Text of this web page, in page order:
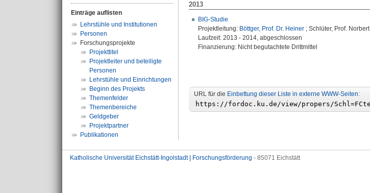
Einträge auflisten
Lehrstühle und Institutionen
Personen
Forschungsprojekte
Projekttitel
Projektleiter und beteiligte
Personen
Lehrstühle und Einrichtungen
Beginn des Projekts
Themenfelder
Themenbereiche
Geldgeber
Projektpartner
Publikationen
2013
BIG-Studie
Projektleitung: Böttger, Prof. Dr. Heiner ; Schlüter, Prof. Norbert
Laufzeit: 2013 - 2014, abgeschlossen
Finanzierung: Nicht begutachtete Drittmittel
URL für die Einbettung dieser Liste in externe WWW-Seiten:
Katholische Universität Eichstätt-Ingolstadt | Forschungsförderung - 85071 Eichstätt